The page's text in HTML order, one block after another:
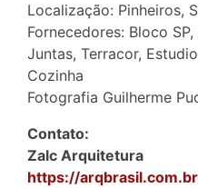
Localização: Pinheiros,
Fornecedores: Bloco
Juntas, Terracor,
Cozinha
Fotografia Guilherme
Contato:
Zalc Arquitetura
https://